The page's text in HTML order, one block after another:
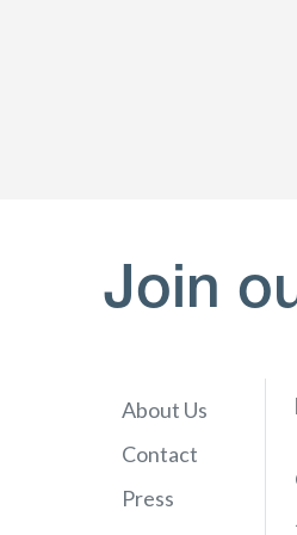
Join
About Us
Contact
Press